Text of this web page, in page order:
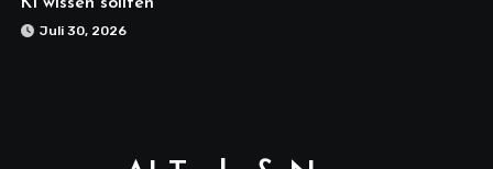
Juli 30, 2026